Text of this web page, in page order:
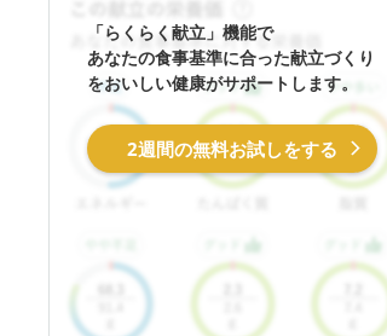
「らくらく献立」機能で
あなたの食事基準に合った献立づくり
をおいしい健康がサポートします。
2週間の無料お試しをする